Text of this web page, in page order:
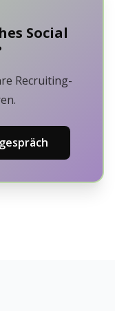
Social
Recruiting-